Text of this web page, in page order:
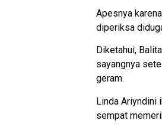
Apesnya
diperiksa
Diketahui,
sayangnya
geram.
Linda Ariyndini
sempat